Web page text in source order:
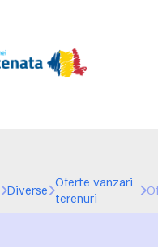
Diverse
Oferte vanzari
terenuri